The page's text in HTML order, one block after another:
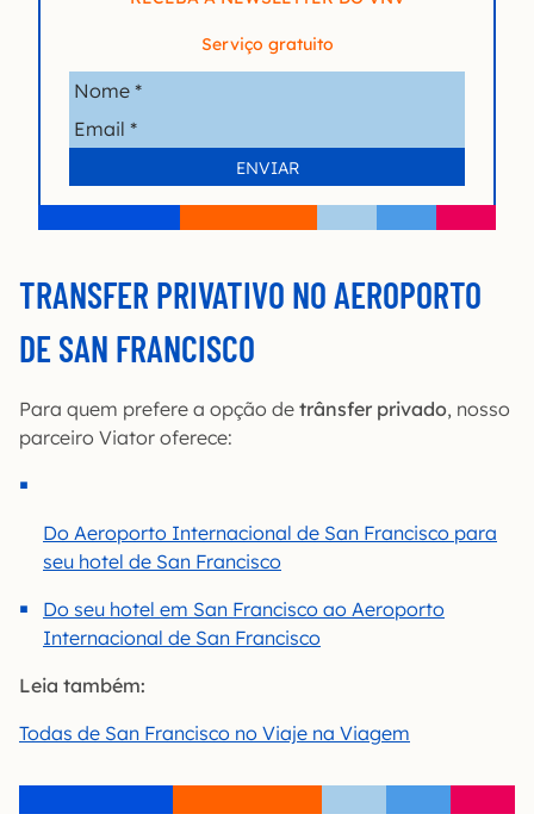
Serviço gratuito
TRANSFER PRIVATIVO NO AEROPORTO
DE SAN FRANCISCO
Para quem prefere a opção de trânsfer privado, nosso
parceiro Viator oferece:
Do Aeroporto Internacional de San Francisco para
seu hotel de San Francisco
Do seu hotel em San Francisco ao Aeroporto
Internacional de San Francisco
Leia também:
Todas de San Francisco no Viaje na Viagem